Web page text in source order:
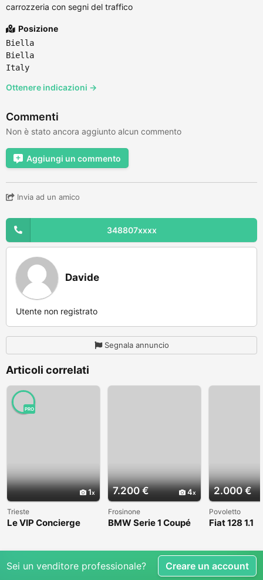
carrozzeria con segni del traffico
Posizione
Biella
Biella
Italy
Ottenere indicazioni →
Commenti
Non è stato ancora aggiunto alcun commento
Aggiungi un commento
Invia ad un amico
348807xxxx
Davide
Utente non registrato
Segnala annuncio
Articoli correlati
1
PRO
Trieste
Le VIP Concierge
7.200 € 4
Frosinone
BMW Serie 1 Coupé
2.000 €
Povoletto
Fiat 128 1.1
Sei un venditore professionale? Creare un account